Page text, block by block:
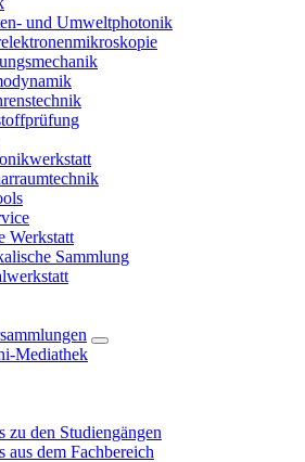
und Umweltphotonik
Werkstatt
Sammlung
Mediathek
zu den Studiengängen
aus dem Fachbereich